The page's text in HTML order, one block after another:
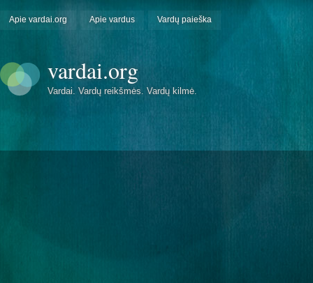
Apie vardai.org Apie vardus Vardų paieška
vardai.org
Vardai. Vardų reikšmės. Vardų kilmė.